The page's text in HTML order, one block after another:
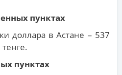
пунктах
доллара в Астане – 537
пунктах